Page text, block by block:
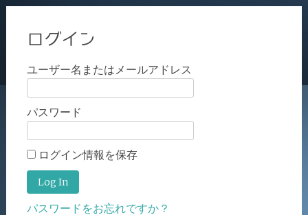
ログイン
ユーザー名またはメールアドレス
パスワード
ログイン情報を保存
パスワードをお忘れですか？